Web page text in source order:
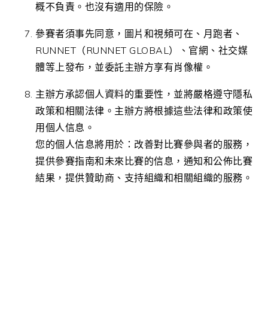
概不負責。也沒有適用的保險。
參賽者須事先同意，圖片和視頻可在、月跑者、
RUNNET（RUNNET GLOBAL）、官網、社交媒
體等上發布，並委託主辦方享有肖像權。
主辦方承認個人資料的重要性，並將嚴格遵守隱私
政策和相關法律。主辦方將根據這些法律和政策使
用個人信息。
您的個人信息將用於：改善對比賽參與者的服務，
提供參賽指南和未來比賽的信息，通知和公佈比賽
結果，提供贊助商、支持組織和相關組織的服務。